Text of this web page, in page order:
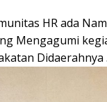
HR ada
Mengagumi
Didaerahnya .